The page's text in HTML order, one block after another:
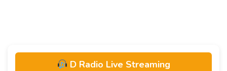
D Radio Live Streaming